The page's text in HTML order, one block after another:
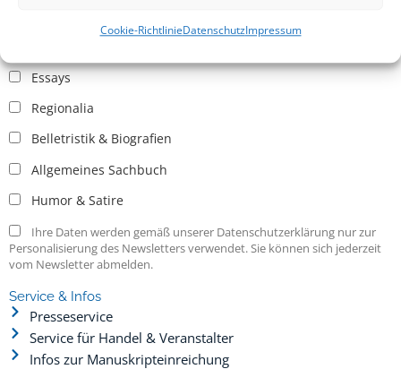
Cookie-RichtlinieDatenschutzImpressum
Essays
Regionalia
Belletristik & Biografien
Allgemeines Sachbuch
Humor & Satire
Ihre Daten werden gemäß unserer Datenschutzerklärung nur zur
Personalisierung des Newsletters verwendet. Sie können sich jederzeit
vom Newsletter abmelden.
Service & Infos
Presseservice
Service für Handel & Veranstalter
Infos zur Manuskripteinreichung